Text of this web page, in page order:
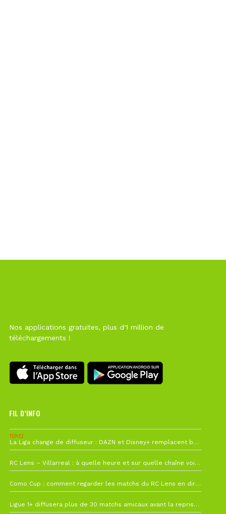
Nos applications gratuites, plus d'1 million de
téléchargements !
FIL D’INFO
10h12
La Liga change de diffuseur : DAZN et Disney+ remplacent beIN Sports !
RC Lens – Villarreal : à quelle heure et sur quelle chaîne voir la finale de la Como Cup ?
Como Cup : comment regarder les matchs du RC Lens en direct ?
Ligue 1+ diffusera plus de 30 matchs amicaux avant la reprise de la Ligue 1